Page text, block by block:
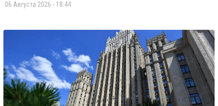
06 Августа 2026 - 18:44